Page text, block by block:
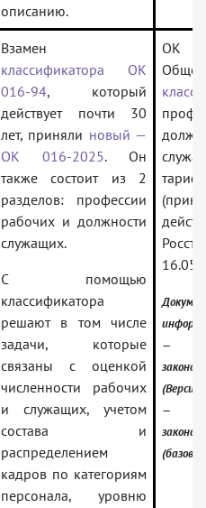
описанию.
Взамен
классификатора ОК
016-94, который
действует почти 30
лет, приняли новый —
ОК 016-2025. Он
также состоит из 2
разделов: профессии
рабочих и должности
служащих.
С помощью
классификатора
решают в том числе
задачи, которые
связаны с оценкой
численности рабочих
и служащих, учетом
состава и
распределением
кадров по категориям
персонала, уровню
ОК
—
(Версия
—